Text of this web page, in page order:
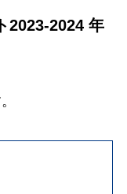
2023-2024 年